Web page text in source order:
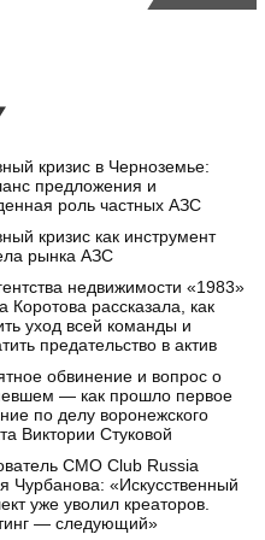
кризис в Черноземье:
предложения и
роль частных АЗС
кризис как инструмент
рынка АЗС
недвижимости «1983»
Коротова рассказала, как
уход всей команды и
предательство в актив
обвинение и вопрос о
— как прошло первое
по делу воронежского
Виктории Стуковой
CMO Club Russia
Чурбанова: «Искусственный
уже уволил креаторов.
— следующий»